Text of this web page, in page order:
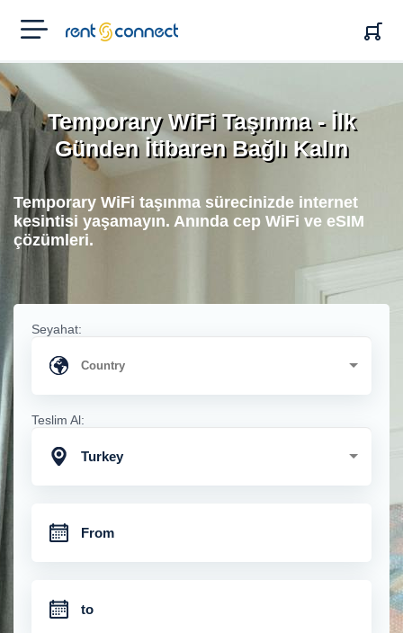
RENT'N
CONNECT
Temporary WiFi Taşınma - İlk
Günden İtibaren Bağlı Kalın
Temporary WiFi taşınma sürecinizde internet
kesintisi yaşamayın. Anında cep WiFi ve eSIM
çözümleri.
Seyahat:
Teslim Al:
Turkey